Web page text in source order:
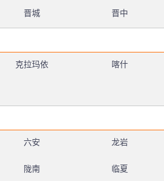
晋城 晋中
克拉玛依 喀什
六安 龙岩
陇南 临夏